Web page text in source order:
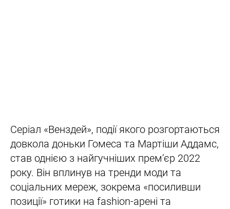
Серіал «Венздей», події якого розгортаються
довкола доньки Гомеса та Мартіши Аддамс,
став однією з найгучніших прем’єр 2022
року. Він вплинув на тренди моди та
соціальних мереж, зокрема «посиливши
позиції» готики на fashion-арені та